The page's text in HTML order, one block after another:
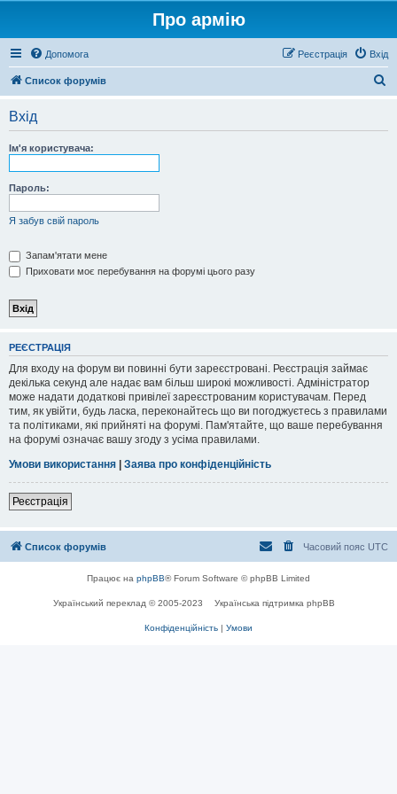
Про армію
Допомога Вхід
Реєстрація
Список форумів
Вхід
Ім'я користувача:
Пароль:
Я забув свій пароль
Запам'ятати мене
Приховати моє перебування на форумі цього разу
РЕЄСТРАЦІЯ
Для входу на форум ви повинні бути зареєстровані. Реєстрація займає
декілька секунд але надає вам більш широкі можливості. Адміністратор
може надати додаткові привілеї зареєстрованим користувачам. Перед
тим, як увійти, будь ласка, переконайтесь що ви погоджуєтесь з правилами
та політиками, які прийняті на форумі. Пам'ятайте, що ваше перебування
на форумі означає вашу згоду з усіма правилами.
Умови використання | Заява про конфіденційність
Реєстрація
Список форумів Часовий пояс UTC
Працює на phpBB® Forum Software © phpBB Limited
Український переклад © 2005-2023 Українська підтримка phpBB
Конфіденційність | Умови